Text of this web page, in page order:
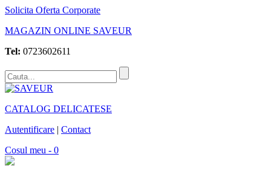
Solicita Oferta Corporate
MAGAZIN ONLINE SAVEUR
Tel: 0723602611
CATALOG DELICATESE
Autentificare | Contact
Cosul meu - 0